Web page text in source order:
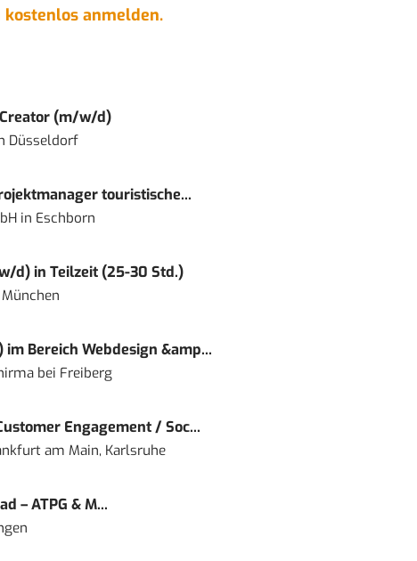
anmelden.
(m/w/d)
Düsseldorf
touristische...
in Eschborn
d) in Teilzeit (25-30 Std.)
München
Bereich Webdesign &amp...
bei Freiberg
Engagement / Soc...
am Main, Karlsruhe
– ATPG & M...